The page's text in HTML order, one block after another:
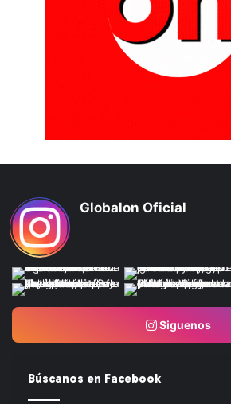
Globalon Oficial
Siguenos
Búscanos en Facebook